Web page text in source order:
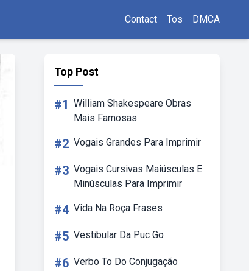
Contact Tos DMCA
Top Post
#1 William Shakespeare Obras
Mais Famosas
#2 Vogais Grandes Para Imprimir
#3 Vogais Cursivas Maiúsculas E
Minúsculas Para Imprimir
#4 Vida Na Roça Frases
#5 Vestibular Da Puc Go
#6 Verbo To Do Conjugação